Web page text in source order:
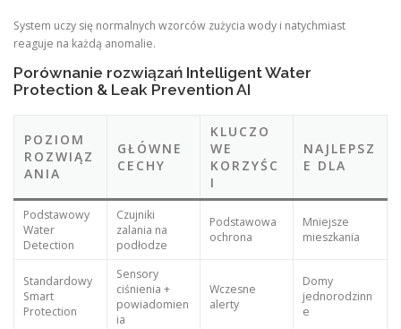
System uczy się normalnych wzorców zużycia wody i natychmiast
reaguje na każdą anomalie.
Porównanie rozwiązań Intelligent Water
Protection & Leak Prevention AI
POZIOM
ROZWIĄZ
ANIA
GŁÓWNE
CECHY
KLUCZO
WE
KORZYŚC
I
NAJLEPSZ
E DLA
Podstawowy
Water
Detection
Czujniki
zalania na
podłodze
Podstawowa
ochrona
Mniejsze
mieszkania
Standardowy
Smart
Protection
Sensory
ciśnienia +
powiadomien
ia
Wczesne
alerty
Domy
jednorodzinn
e